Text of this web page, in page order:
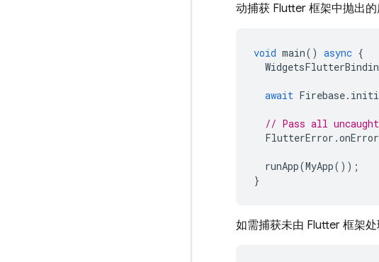
动捕获 Flutter 框架中抛出的
void main() async {
await Firebase.
// Pass all
FlutterError .onError
runApp(MyApp());
}
如需捕获未由 Flutter 框架